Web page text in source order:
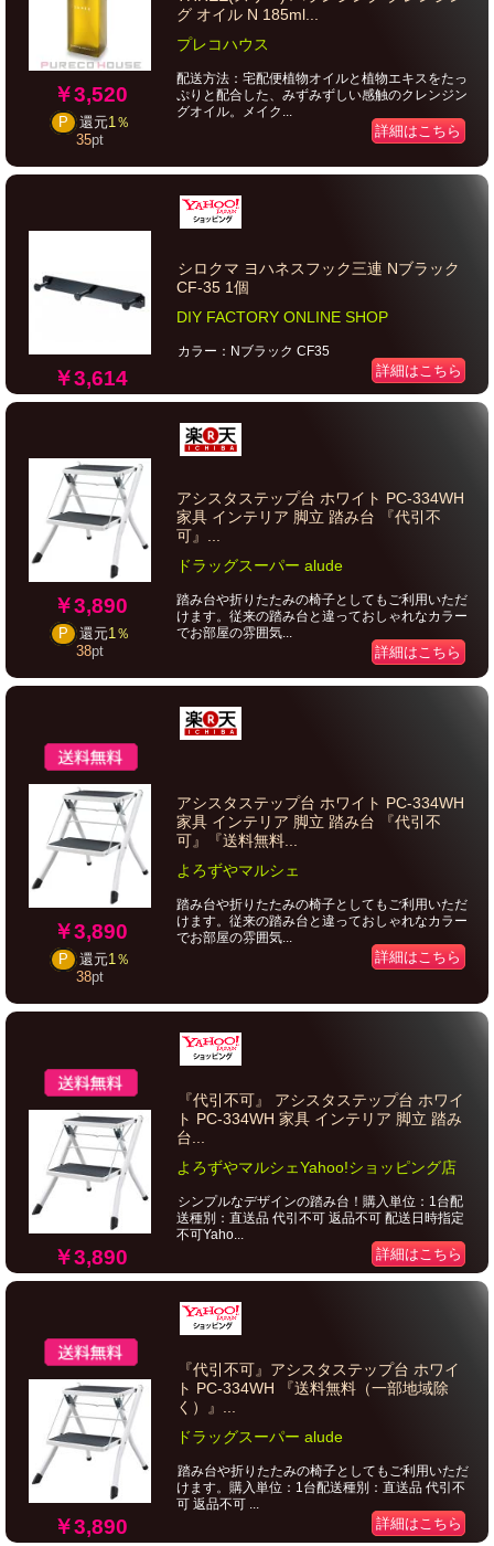
￥3,520
P 還元1％
35pt
グ オイル N 185ml...
プレコハウス
配送方法：宅配便植物オイルと植物エキスをたっ
ぷりと配合した、みずみずしい感触のクレンジン
グオイル。メイク...
詳細はこちら
￥3,614
シロクマ ヨハネスフック三連 Nブラック
CF-35 1個
DIY FACTORY ONLINE SHOP
カラー：Nブラック CF35
詳細はこちら
￥3,890
P 還元1％
38pt
アシスタステップ台 ホワイト PC-334WH
家具 インテリア 脚立 踏み台 『代引不
可』...
ドラッグスーパー alude
踏み台や折りたたみの椅子としてもご利用いただ
けます。従来の踏み台と違っておしゃれなカラー
でお部屋の雰囲気...
詳細はこちら
￥3,890
P 還元1％
38pt
アシスタステップ台 ホワイト PC-334WH
家具 インテリア 脚立 踏み台 『代引不
可』『送料無料...
よろずやマルシェ
踏み台や折りたたみの椅子としてもご利用いただ
けます。従来の踏み台と違っておしゃれなカラー
でお部屋の雰囲気...
詳細はこちら
￥3,890
『代引不可』 アシスタステップ台 ホワイ
ト PC-334WH 家具 インテリア 脚立 踏み
台...
よろずやマルシェYahoo!ショッピング店
シンプルなデザインの踏み台！購入単位：1台配
送種別：直送品 代引不可 返品不可 配送日時指定
不可Yaho...
詳細はこちら
￥3,890
『代引不可』アシスタステップ台 ホワイ
ト PC-334WH 『送料無料（一部地域除
く）』...
ドラッグスーパー alude
踏み台や折りたたみの椅子としてもご利用いただ
けます。購入単位：1台配送種別：直送品 代引不
可 返品不可 ...
詳細はこちら